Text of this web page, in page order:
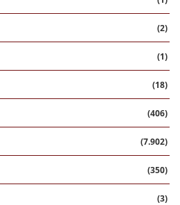
(2)
(1)
(18)
(406)
(7.902)
(350)
(3)